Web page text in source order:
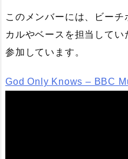
このメンバーには、ビー
カルやベースを担当して
参加しています。
God Only Knows – BBC